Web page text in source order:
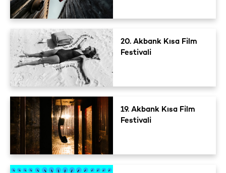
20. Akbank Kısa Film
Festivali
19. Akbank Kısa Film
Festivali